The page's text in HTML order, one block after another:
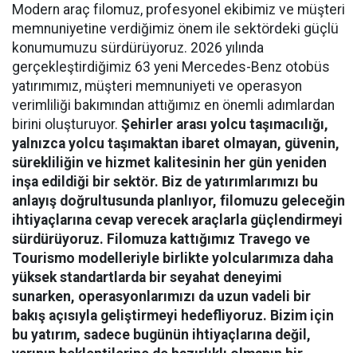
Modern araç filomuz, profesyonel ekibimiz ve müşteri
memnuniyetine verdiğimiz önem ile sektördeki güçlü
konumumuzu sürdürüyoruz. 2026 yılında
gerçekleştirdiğimiz 63 yeni Mercedes-Benz otobüs
yatırımımız, müşteri memnuniyeti ve operasyon
verimliliği bakımından attığımız en önemli adımlardan
birini oluşturuyor. Şehirler arası yolcu taşımacılığı,
yalnızca yolcu taşımaktan ibaret olmayan, güvenin,
sürekliliğin ve hizmet kalitesinin her gün yeniden
inşa edildiği bir sektör. Biz de yatırımlarımızı bu
anlayış doğrultusunda planlıyor, filomuzu geleceğin
ihtiyaçlarına cevap verecek araçlarla güçlendirmeyi
sürdürüyoruz. Filomuza kattığımız Travego ve
Tourismo modelleriyle birlikte yolcularımıza daha
yüksek standartlarda bir seyahat deneyimi
sunarken, operasyonlarımızı da uzun vadeli bir
bakış açısıyla geliştirmeyi hedefliyoruz. Bizim için
bu yatırım, sadece bugünün ihtiyaçlarına değil,